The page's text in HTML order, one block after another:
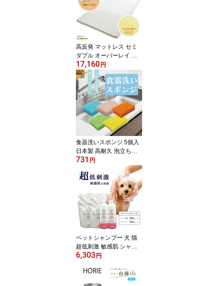
ドマット 来客用 車中泊
キャンプ 持ち運び
高反発 マットレス セミ
ダブル オーバーレイ 高
硬度 硬め 体圧分散 寝返
りサポート 日本製 D-SL
EEP ブリヂストン 軽量
通気性 快眠 敷き布団 ベ
ッドマット 来客用 車中
泊 キャンプ 持ち運び
17,160 円
食器洗いスポンジ 5個入
日本製 高耐久 泡立ち抜
群 長持ち キッチンスポ
ンジ 水切れ良好 油汚れ
皿洗い 台所掃除 お風呂
掃除 食器用スポンジ 掃
除用品 業務用 衛生的 ま
とめ買い 備品
731 円
ペットシャンプー 犬 猫
超低刺激 敏感肌 シャン
プー コンディショナー
護 多頭飼い まとめ買い
プロ仕様 300ml詰替×2本
6,303 円